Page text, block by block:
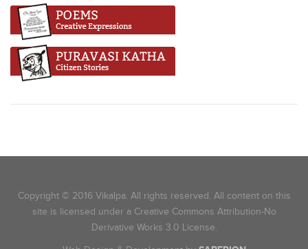
Copyright © 2016 Vikalpa. All rights reserved. All content on this
site is licensed under a Creative Commons Attribution-No
Derivative Works 3.0 License.